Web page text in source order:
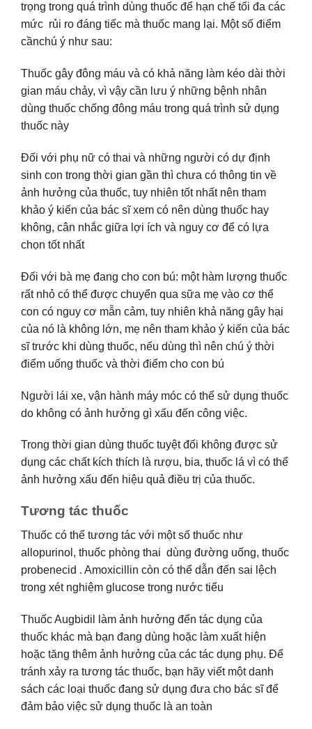
trọng trong quá trình dùng thuốc để hạn chế tối đa các
mức rủi ro đáng tiếc mà thuốc mang lại. Một số điểm
cầnchú ý như sau:
Thuốc gây đông máu và có khả năng làm kéo dài thời
gian máu chảy, vì vậy cần lưu ý những bệnh nhân
dùng thuốc chống đông máu trong quá trình sử dụng
thuốc này
Đối với phụ nữ có thai và những người có dự định
sinh con trong thời gian gần thì chưa có thông tin về
ảnh hưởng của thuốc, tuy nhiên tốt nhất nên tham
khảo ý kiến của bác sĩ xem có nên dùng thuốc hay
không, cân nhắc giữa lợi ích và nguy cơ để có lựa
chọn tốt nhất
Đối với bà mẹ đang cho con bú: một hàm lượng thuốc
rất nhỏ có thể được chuyển qua sữa mẹ vào cơ thể
con có nguy cơ mẫn cảm, tuy nhiên khả năng gây hại
của nó là không lớn, mẹ nên tham khảo ý kiến của bác
sĩ trước khi dùng thuốc, nếu dùng thì nên chú ý thời
điểm uống thuốc và thời điểm cho con bú
Người lái xe, vận hành máy móc có thể sử dụng thuốc
do không có ảnh hưởng gì xấu đến công việc.
Trong thời gian dùng thuốc tuyệt đối không được sử
dụng các chất kích thích là rượu, bia, thuốc lá vì có thể
ảnh hưởng xấu đến hiệu quả điều trị của thuốc.
Tương tác thuốc
Thuốc có thể tương tác với một số thuốc như
allopurinol, thuốc phòng thai dùng đường uống, thuốc
probenecid . Amoxicillin còn có thể dẫn đến sai lệch
trong xét nghiệm glucose trong nước tiểu
Thuốc Augbidil làm ảnh hưởng đến tác dụng của
thuốc khác mà bạn đang dùng hoặc làm xuất hiện
hoặc tăng thêm ảnh hưởng của các tác dụng phụ. Để
tránh xảy ra tương tác thuốc, bạn hãy viết một danh
sách các loại thuốc đang sử dụng đưa cho bác sĩ để
đảm bảo việc sử dụng thuốc là an toàn